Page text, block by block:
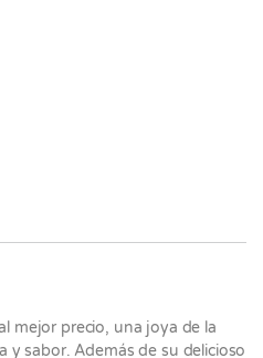
mejor precio, una joya de la
y sabor. Además de su delicioso